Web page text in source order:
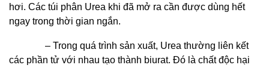
hơi. Các túi phân Urea khi đã mở ra cần được dùng hết
ngay trong thời gian ngắn.
– Trong quá trình sản xuất, Urea thường liên kết
các phần tử với nhau tạo thành biurat. Đó là chất độc hại